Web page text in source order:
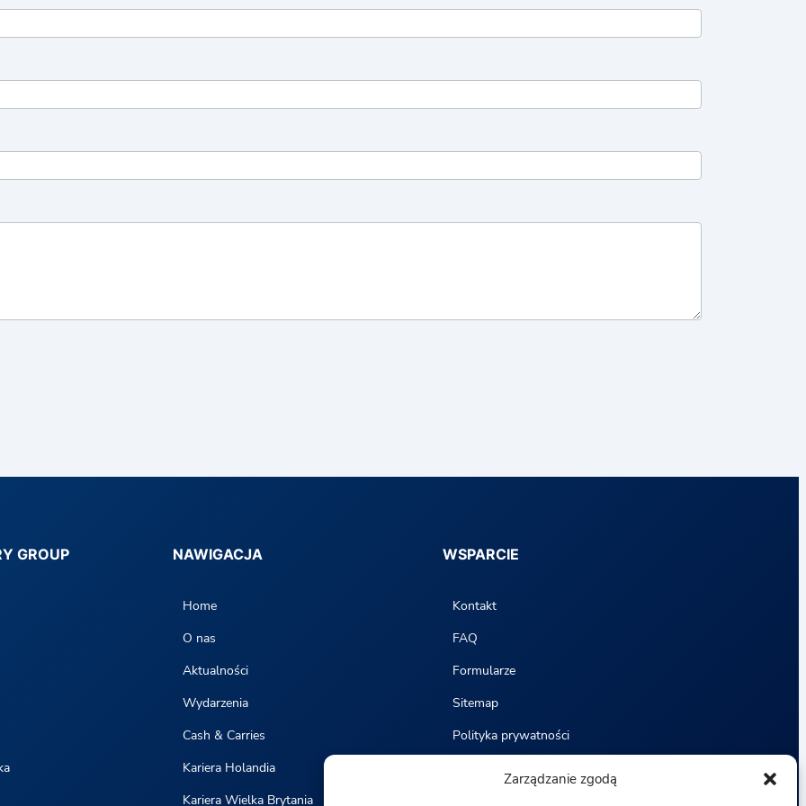
Zarządzanie zgodą
GROUP NAWIGACJA
Home
O nas
Aktualności
Wydarzenia
Cash & Carries
Kariera Holandia
Kariera Wielka Brytania
WSPARCIE
Kontakt
FAQ
Formularze
Sitemap
Polityka prywatności